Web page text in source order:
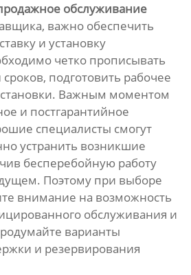
обслуживание
важно обеспечить
и установку
четко прописывать
подготовить рабочее
Важным моментом
и постгарантийное
специалисты смогут
устранить возникшие
бесперебойную работу
Поэтому при выборе
внимание на возможность
обслуживания и
варианты
и резервирования